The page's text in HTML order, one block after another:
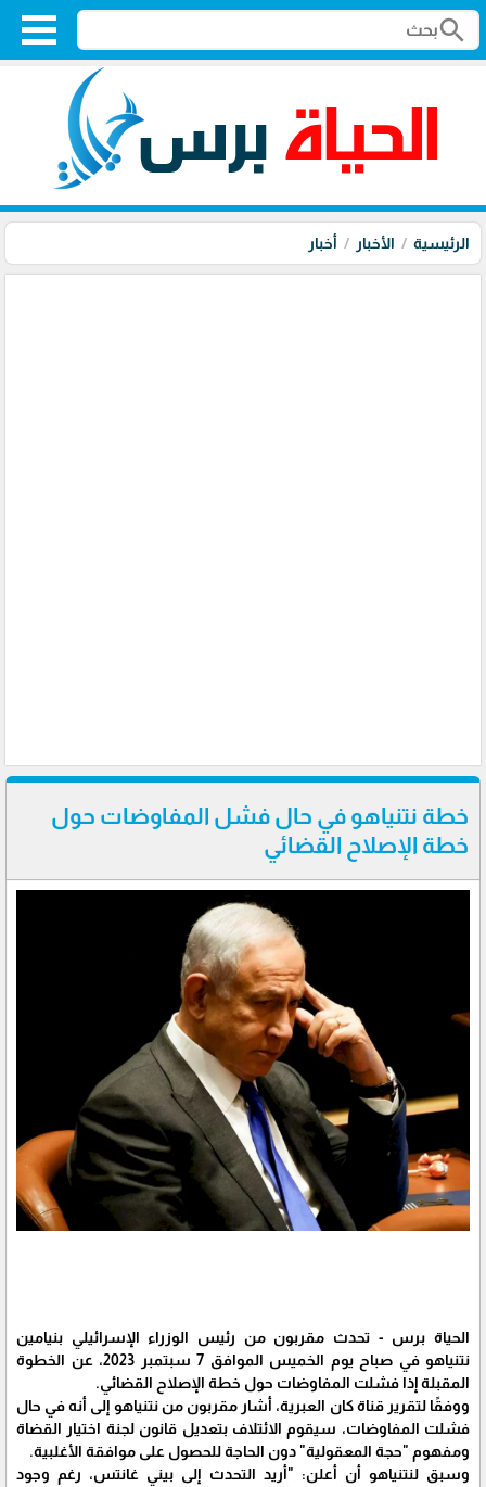
search
الرئيسية الأخبار أخبار
خطة نتنياهو في حال فشل المفاوضات حول
خطة الإصلاح القضائي
الحياة برس - تحدث مقربون من رئيس الوزراء الإسرائيلي بنيامين
نتنياهو في صباح يوم الخميس الموافق 7 سبتمبر 2023، عن الخطوة
المقبلة إذا فشلت المفاوضات حول خطة الإصلاح القضائي.
ووفقًا لتقرير قناة كان العبرية، أشار مقربون من نتنياهو إلى أنه في حال
فشلت المفاوضات، سيقوم الائتلاف بتعديل قانون لجنة اختيار القضاة
ومفهوم "حجة المعقولية" دون الحاجة للحصول على موافقة الأغلبية.
وسبق لنتنياهو أن أعلن: "أريد التحدث إلى بيني غانتس، رغم وجود